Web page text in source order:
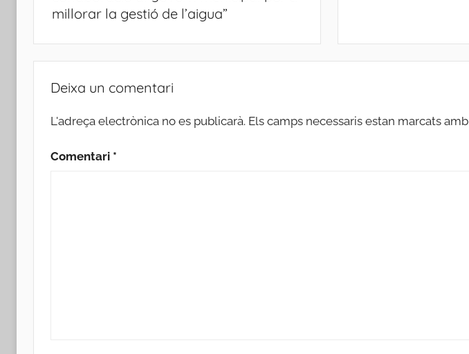
millorar la gestió de l’aigua”
Deixa un comentari
L'adreça electrònica no es publicarà. Els camps necessaris estan marcats amb
Comentari *